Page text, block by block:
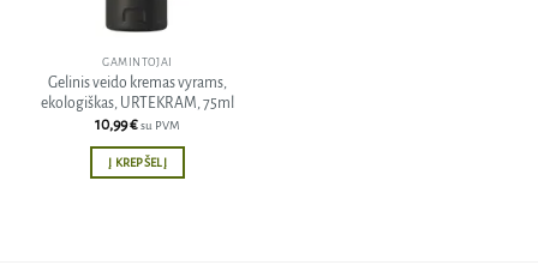
GAMINTOJAI
Gelinis veido kremas vyrams,
ekologiškas, URTEKRAM, 75ml
10,99€su PVM
Į KREPŠELĮ